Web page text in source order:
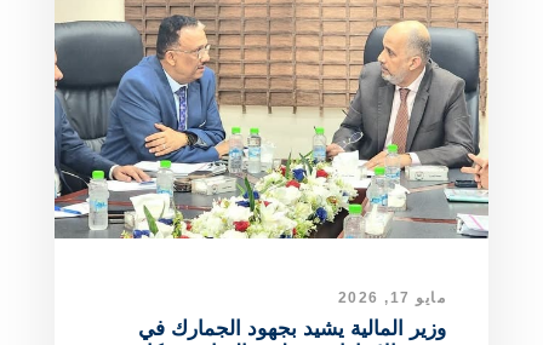
مايو 17, 2026
وزير المالية يشيد بجهود الجمارك في